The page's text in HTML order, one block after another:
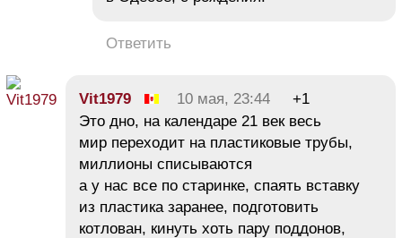
Ответить
Vit1979 10 мая, 23:44
+1
Это дно, на календаре 21 век весь
мир переходит на пластиковые трубы,
миллионы списываются
а у нас все по старинке, спаять вставку
из пластика заранее, подготовить
котлован, кинуть хоть пару поддонов,